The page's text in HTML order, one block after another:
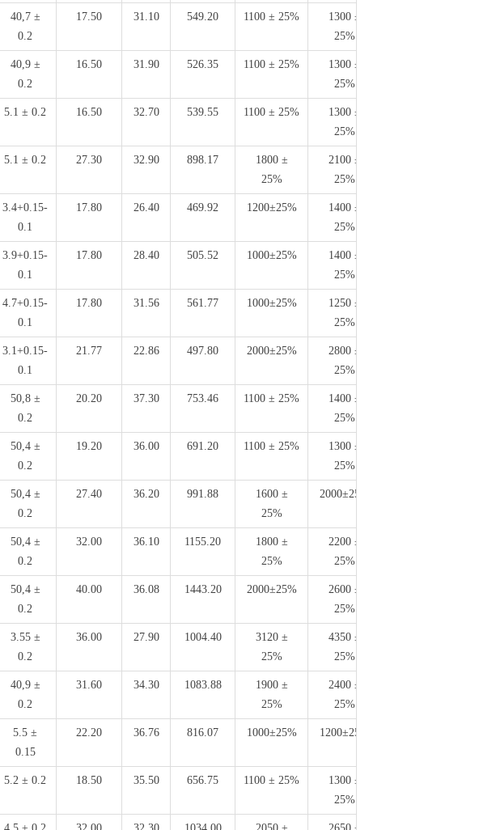
40,7 ±
0.2
17.50 31.10 549.20 1100 ± 25%
1300 ±
25%
40,9 ±
0.2
16.50 31.90 526.35 1100 ± 25%
1300 ±
25%
5.1 ± 0.2 16.50 32.70 539.55 1100 ± 25%
1300 ±
25%
5.1 ± 0.2 27.30 32.90 898.17
1800 ±
25%
2100 ±
25%
3.4+0.15-
0.1
17.80 26.40 469.92 1200±25%
1400 ±
25%
3.9+0.15-
0.1
17.80 28.40 505.52 1000±25%
1400 ±
25%
4.7+0.15-
0.1
17.80 31.56 561.77 1000±25%
1250 ±
25%
3.1+0.15-
0.1
21.77 22.86 497.80 2000±25%
2800 ±
25%
50,8 ±
0.2
20.20 37.30 753.46 1100 ± 25%
1400 ±
25%
50,4 ±
0.2
19.20 36.00 691.20 1100 ± 25%
1300 ±
25%
50,4 ±
0.2
27.40 36.20 991.88
1600 ±
25%
2000±25%
50,4 ±
0.2
32.00 36.10 1155.20
1800 ±
25%
2200 ±
25%
50,4 ±
0.2
40.00 36.08 1443.20 2000±25%
2600 ±
25%
3.55 ±
0.2
36.00 27.90 1004.40
3120 ±
25%
4350 ±
25%
40,9 ±
0.2
31.60 34.30 1083.88
1900 ±
25%
2400 ±
25%
5.5 ±
0.15
22.20 36.76 816.07 1000±25% 1200±25%
5.2 ± 0.2 18.50 35.50 656.75 1100 ± 25%
1300 ±
25%